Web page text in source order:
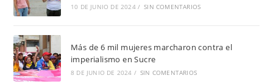
10 DE JUNIO DE 2024 / SIN COMENTARIOS
Más de 6 mil mujeres marcharon contra el
imperialismo en Sucre
8 DE JUNIO DE 2024 / SIN COMENTARIOS